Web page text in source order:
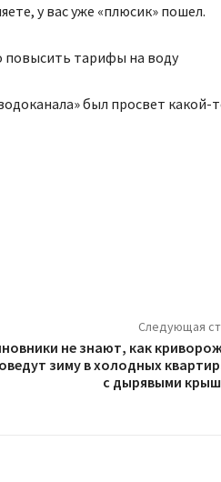
у вас уже «плюсик» пошел.
повысить тарифы на воду
был просвет какой-
Следующая
не знают, как
зиму в холодных
с дырявыми